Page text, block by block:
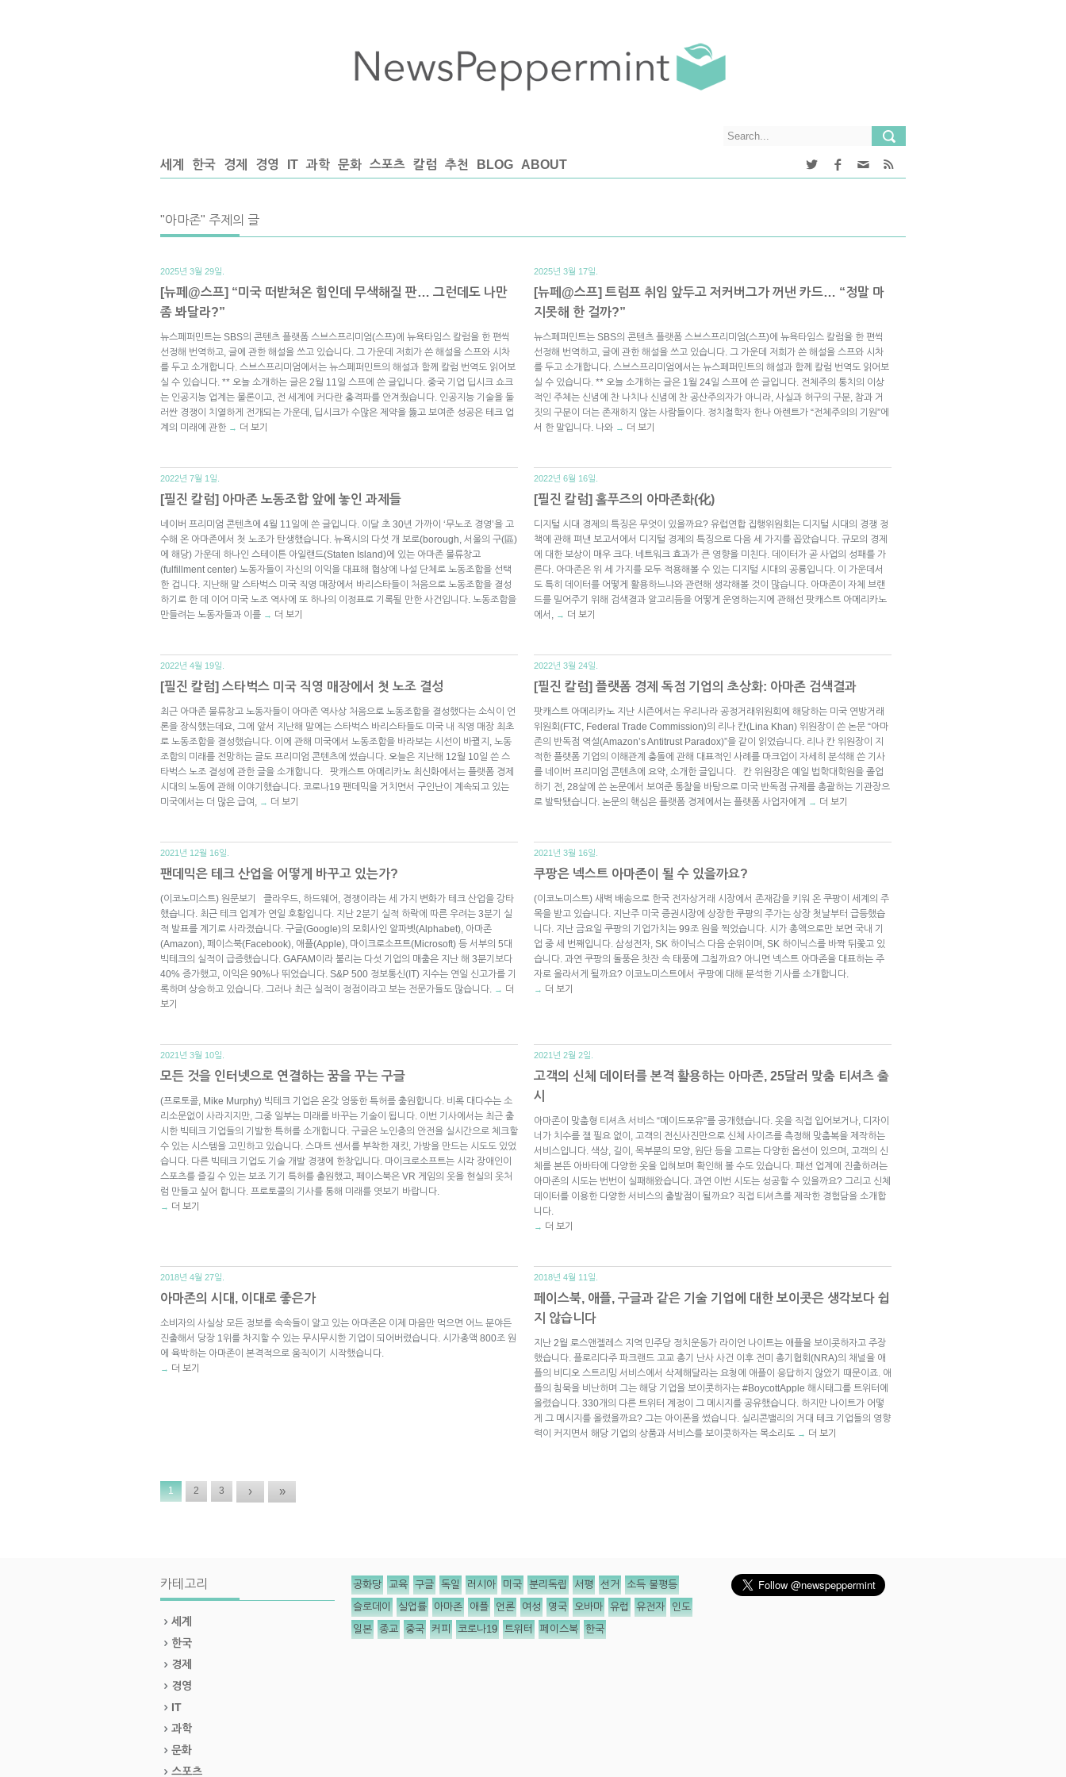
세계 한국 경제 경영 IT 과학 문화 스포츠 칼럼 추천 BLOG ABOUT
"아마존" 주제의 글
2025년 3월 29일.
[뉴페@스프] “미국 떠받쳐온 힘인데 무색해질 판… 그런데도 나만
좀 봐달라?”
뉴스페퍼민트는 SBS의 콘텐츠 플랫폼 스브스프리미엄(스프)에 뉴욕타임스 칼럼을 한 편씩
선정해 번역하고, 글에 관한 해설을 쓰고 있습니다. 그 가운데 저희가 쓴 해설을 스프와 시차
를 두고 소개합니다. 스브스프리미엄에서는 뉴스페퍼민트의 해설과 함께 칼럼 번역도 읽어보
실 수 있습니다. ** 오늘 소개하는 글은 2월 11일 스프에 쓴 글입니다. 중국 기업 딥시크 쇼크
는 인공지능 업계는 물론이고, 전 세계에 커다란 충격파를 안겨줬습니다. 인공지능 기술을 둘
러싼 경쟁이 치열하게 전개되는 가운데, 딥시크가 수많은 제약을 뚫고 보여준 성공은 테크 업
계의 미래에 관한 → 더 보기
2025년 3월 17일.
[뉴페@스프] 트럼프 취임 앞두고 저커버그가 꺼낸 카드… “정말 마
지못해 한 걸까?”
뉴스페퍼민트는 SBS의 콘텐츠 플랫폼 스브스프리미엄(스프)에 뉴욕타임스 칼럼을 한 편씩
선정해 번역하고, 글에 관한 해설을 쓰고 있습니다. 그 가운데 저희가 쓴 해설을 스프와 시차
를 두고 소개합니다. 스브스프리미엄에서는 뉴스페퍼민트의 해설과 함께 칼럼 번역도 읽어보
실 수 있습니다. ** 오늘 소개하는 글은 1월 24일 스프에 쓴 글입니다. 전체주의 통치의 이상
적인 주체는 신념에 찬 나치나 신념에 찬 공산주의자가 아니라, 사실과 허구의 구분, 참과 거
짓의 구분이 더는 존재하지 않는 사람들이다. 정치철학자 한나 아렌트가 “전체주의의 기원”에
서 한 말입니다. 나와 → 더 보기
2022년 7월 1일.
[필진 칼럼] 아마존 노동조합 앞에 놓인 과제들
네이버 프리미엄 콘텐츠에 4월 11일에 쓴 글입니다. 이달 초 30년 가까이 ‘무노조 경영’을 고
수해 온 아마존에서 첫 노조가 탄생했습니다. 뉴욕시의 다섯 개 보로(borough, 서울의 구(區)
에 해당) 가운데 하나인 스테이튼 아일랜드(Staten Island)에 있는 아마존 물류창고
(fulfillment center) 노동자들이 자신의 이익을 대표해 협상에 나설 단체로 노동조합을 선택
한 겁니다. 지난해 말 스타벅스 미국 직영 매장에서 바리스타들이 처음으로 노동조합을 결성
하기로 한 데 이어 미국 노조 역사에 또 하나의 이정표로 기록될 만한 사건입니다. 노동조합을
만들려는 노동자들과 이를 → 더 보기
2022년 6월 16일.
[필진 칼럼] 홀푸즈의 아마존화(化)
디지털 시대 경제의 특징은 무엇이 있을까요? 유럽연합 집행위원회는 디지털 시대의 경쟁 정
책에 관해 펴낸 보고서에서 디지털 경제의 특징으로 다음 세 가지를 꼽았습니다. 규모의 경제
에 대한 보상이 매우 크다. 네트워크 효과가 큰 영향을 미친다. 데이터가 곧 사업의 성패를 가
른다. 아마존은 위 세 가지를 모두 적용해볼 수 있는 디지털 시대의 공룡입니다. 이 가운데서
도 특히 데이터를 어떻게 활용하느냐와 관련해 생각해볼 것이 많습니다. 아마존이 자체 브랜
드를 밀어주기 위해 검색결과 알고리듬을 어떻게 운영하는지에 관해선 팟캐스트 아메리카노
에서, → 더 보기
2022년 4월 19일.
[필진 칼럼] 스타벅스 미국 직영 매장에서 첫 노조 결성
최근 아마존 물류창고 노동자들이 아마존 역사상 처음으로 노동조합을 결성했다는 소식이 언
론을 장식했는데요, 그에 앞서 지난해 말에는 스타벅스 바리스타들도 미국 내 직영 매장 최초
로 노동조합을 결성했습니다. 이에 관해 미국에서 노동조합을 바라보는 시선이 바뀔지, 노동
조합의 미래를 전망하는 글도 프리미엄 콘텐츠에 썼습니다. 오늘은 지난해 12월 10일 쓴 스
타벅스 노조 결성에 관한 글을 소개합니다. 팟캐스트 아메리카노 최신화에서는 플랫폼 경제
시대의 노동에 관해 이야기했습니다. 코로나19 팬데믹을 거치면서 구인난이 계속되고 있는
미국에서는 더 많은 급여, → 더 보기
2022년 3월 24일.
[필진 칼럼] 플랫폼 경제 독점 기업의 초상화: 아마존 검색결과
팟캐스트 아메리카노 지난 시즌에서는 우리나라 공정거래위원회에 해당하는 미국 연방거래
위원회(FTC, Federal Trade Commission)의 리나 칸(Lina Khan) 위원장이 쓴 논문 “아마
존의 반독점 역설(Amazon’s Antitrust Paradox)”을 같이 읽었습니다. 리나 칸 위원장이 지
적한 플랫폼 기업의 이해관계 충돌에 관해 대표적인 사례를 마크업이 자세히 분석해 쓴 기사
를 네이버 프리미엄 콘텐츠에 요약, 소개한 글입니다. 칸 위원장은 예일 법학대학원을 졸업
하기 전, 28살에 쓴 논문에서 보여준 통찰을 바탕으로 미국 반독점 규제를 총괄하는 기관장으
로 발탁됐습니다. 논문의 핵심은 플랫폼 경제에서는 플랫폼 사업자에게
→ 더 보기
2021년 12월 16일.
팬데믹은 테크 산업을 어떻게 바꾸고 있는가?
(이코노미스트) 원문보기 클라우드, 하드웨어, 경쟁이라는 세 가지 변화가 테크 산업을 강타
했습니다. 최근 테크 업계가 연일 호황입니다. 지난 2분기 실적 하락에 따른 우려는 3분기 실
적 발표를 계기로 사라졌습니다. 구글(Google)의 모회사인 알파벳(Alphabet), 아마존
(Amazon), 페이스북(Facebook), 애플(Apple), 마이크로소프트(Microsoft) 등 서부의 5대
빅테크의 실적이 급증했습니다. GAFAM이라 불리는 다섯 기업의 매출은 지난 해 3분기보다
40% 증가했고, 이익은 90%나 뛰었습니다. S&P 500 정보통신(IT) 지수는 연일 신고가를 기
록하며 상승하고 있습니다. 그러나 최근 실적이 정점이라고 보는 전문가들도 많습니다. → 더
보기
2021년 3월 16일.
쿠팡은 넥스트 아마존이 될 수 있을까요?
(이코노미스트) 새벽 배송으로 한국 전자상거래 시장에서 존재감을 키워 온 쿠팡이 세계의 주
목을 받고 있습니다. 지난주 미국 증권시장에 상장한 쿠팡의 주가는 상장 첫날부터 급등했습
니다. 지난 금요일 쿠팡의 기업가치는 99조 원을 찍었습니다. 시가 총액으로만 보면 국내 기
업 중 세 번째입니다. 삼성전자, SK 하이닉스 다음 순위이며, SK 하이닉스를 바짝 뒤쫓고 있
습니다. 과연 쿠팡의 돌풍은 찻잔 속 태풍에 그칠까요? 아니면 넥스트 아마존을 대표하는 주
자로 올라서게 될까요? 이코노미스트에서 쿠팡에 대해 분석한 기사를 소개합니다.
→ 더 보기
2021년 3월 10일.
모든 것을 인터넷으로 연결하는 꿈을 꾸는 구글
(프로토콜, Mike Murphy) 빅테크 기업은 온갖 엉뚱한 특허를 출원합니다. 비록 대다수는 소
리소문없이 사라지지만, 그중 일부는 미래를 바꾸는 기술이 됩니다. 이번 기사에서는 최근 출
시한 빅테크 기업들의 기발한 특허를 소개합니다. 구글은 노인층의 안전을 실시간으로 체크할
수 있는 시스템을 고민하고 있습니다. 스마트 센서를 부착한 재킷, 가방을 만드는 시도도 있었
습니다. 다른 빅테크 기업도 기술 개발 경쟁에 한창입니다. 마이크로소프트는 시각 장애인이
스포츠를 즐길 수 있는 보조 기기 특허를 출원했고, 페이스북은 VR 게임의 옷을 현실의 옷처
럼 만들고 싶어 합니다. 프로토콜의 기사를 통해 미래를 엿보기 바랍니다.
→ 더 보기
2021년 2월 2일.
고객의 신체 데이터를 본격 활용하는 아마존, 25달러 맞춤 티셔츠 출
시
아마존이 맞춤형 티셔츠 서비스 “메이드포유”를 공개했습니다. 옷을 직접 입어보거나, 디자이
너가 치수를 잴 필요 없이, 고객의 전신사진만으로 신체 사이즈를 측정해 맞춤복을 제작하는
서비스입니다. 색상, 길이, 목부분의 모양, 원단 등을 고르는 다양한 옵션이 있으며, 고객의 신
체를 본뜬 아바타에 다양한 옷을 입혀보며 확인해 볼 수도 있습니다. 패션 업계에 진출하려는
아마존의 시도는 번번이 실패해왔습니다. 과연 이번 시도는 성공할 수 있을까요? 그리고 신체
데이터를 이용한 다양한 서비스의 출발점이 될까요? 직접 티셔츠를 제작한 경험담을 소개합
니다.
→ 더 보기
2018년 4월 27일.
아마존의 시대, 이대로 좋은가
소비자의 사실상 모든 정보를 속속들이 알고 있는 아마존은 이제 마음만 먹으면 어느 분야든
진출해서 당장 1위를 차지할 수 있는 무시무시한 기업이 되어버렸습니다. 시가총액 800조 원
에 육박하는 아마존이 본격적으로 움직이기 시작했습니다.
→ 더 보기
2018년 4월 11일.
페이스북, 애플, 구글과 같은 기술 기업에 대한 보이콧은 생각보다 쉽
지 않습니다
지난 2월 로스앤젤레스 지역 민주당 정치운동가 라이언 나이트는 애플을 보이콧하자고 주장
했습니다. 플로리다주 파크랜드 고교 총기 난사 사건 이후 전미 총기협회(NRA)의 채널을 애
플의 비디오 스트리밍 서비스에서 삭제해달라는 요청에 애플이 응답하지 않았기 때문이죠. 애
플의 침묵을 비난하며 그는 해당 기업을 보이콧하자는 #BoycottApple 해시태그를 트위터에
올렸습니다. 330개의 다른 트위터 계정이 그 메시지를 공유했습니다. 하지만 나이트가 어떻
게 그 메시지를 올렸을까요? 그는 아이폰을 썼습니다. 실리콘밸리의 거대 테크 기업들의 영향
력이 커지면서 해당 기업의 상품과 서비스를 보이콧하자는 목소리도 → 더 보기
1 2 3 › »
카테고리
세계
한국
경제
경영
IT
과학
문화
스포츠
공화당 교육 구글 독일 러시아 미국 분리독립 서평 선거 소득 불평등
슬로데이 실업률 아마존 애플 언론 여성 영국 오바마 유럽 유전자 인도
일본 종교 중국 커피 코로나19 트위터 페이스북 한국